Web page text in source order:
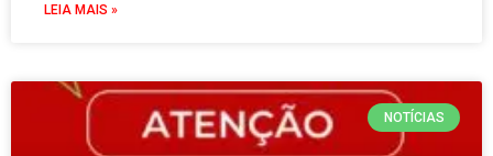
LEIA MAIS »
NOTÍCIAS